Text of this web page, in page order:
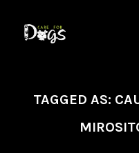
TAGGED AS: